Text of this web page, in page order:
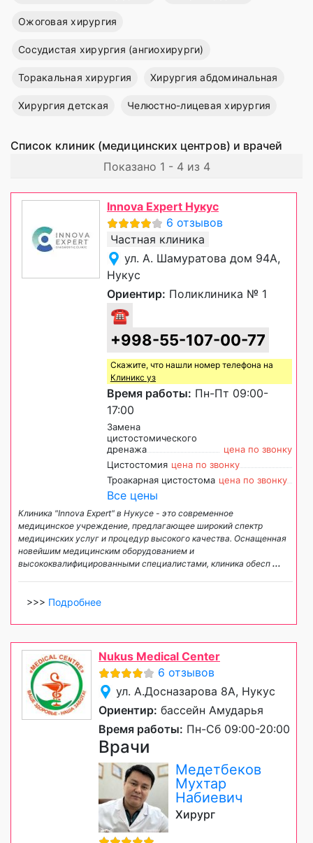
Ожоговая хирургия
Сосудистая хирургия (ангиохирурги)
Торакальная хирургия Хирургия абдоминальная
Хирургия детская Челюстно-лицевая хирургия
Список клиник (медицинских центров) и врачей
Показано 1 - 4 из 4
Innova Expert Нукус
6 отзывов
Частная клиника
ул. А. Шамуратова дом 94А,
Нукус
Ориентир: Поликлиника № 1
☎
+998-55-107-00-77
Скажите, что нашли номер телефона на
Клиникс уз
Время работы: Пн-Пт 09:00-
17:00
Замена
цистостомического
дренажа
цена по звонку
Цистостомия цена по звонку
Троакарная цистостома цена по звонку
Все цены
Клиника "Innova Expert" в Нукусе - это современное
медицинское учреждение, предлагающее широкий спектр
медицинских услуг и процедур высокого качества. Оснащенная
новейшим медицинским оборудованием и
высококвалифицированными специалистами, клиника обесп ...
>>> Подробнее
Nukus Medical Center
6 отзывов
ул. А.Досназарова 8А, Нукус
Ориентир: бассейн Амударья
Время работы: Пн-Сб 09:00-20:00
Врачи
Медетбеков
Мухтар
Набиевич
Хирург